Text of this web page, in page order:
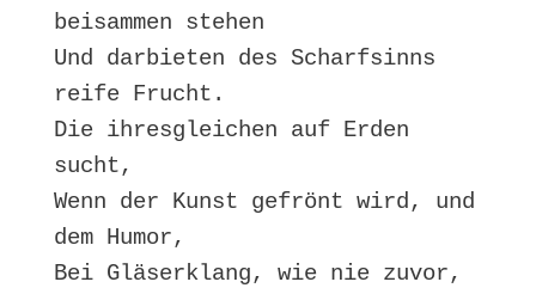
beisammen stehen
Und darbieten des Scharfsinns
reife Frucht.
Die ihresgleichen auf Erden
sucht,
Wenn der Kunst gefrönt wird, und
dem Humor,
Bei Gläserklang, wie nie zuvor,